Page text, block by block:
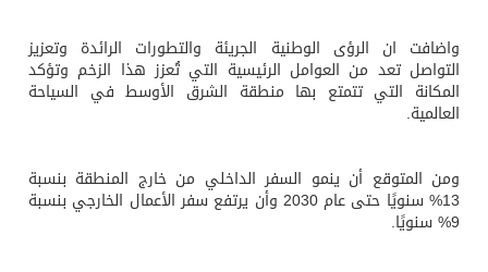
واضافت ان الرؤى الوطنية الجريئة والتطورات الرائدة وتعزيز
التواصل تعد من العوامل الرئيسية التي تُعزز هذا الزخم وتؤكد
المكانة التي تتمتع بها منطقة الشرق الأوسط في السياحة
العالمية.
ومن المتوقع أن ينمو السفر الداخلي من خارج المنطقة بنسبة
13% سنويًا حتى عام 2030 وأن يرتفع سفر الأعمال الخارجي بنسبة
9% سنويًا.